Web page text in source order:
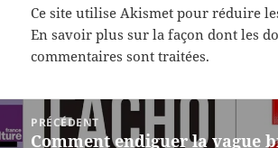
Ce site utilise Akismet pour réduire
En savoir plus sur la façon dont les
commentaires sont traitées.
Navigation
de
PRÉCÉDENT
Article
Comment endiguer la vague